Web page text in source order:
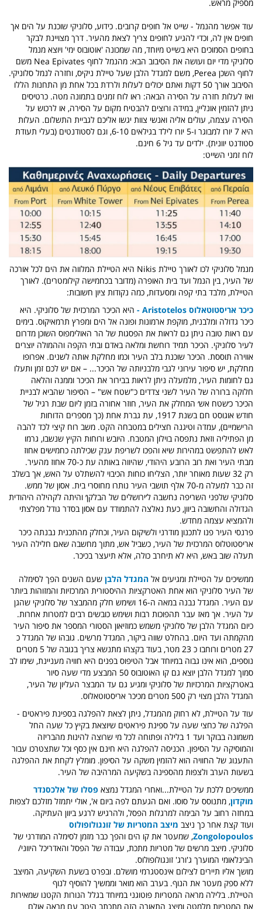
מספיק מראש.
עוד אפשר מהנמל - שייט אל חופים קרובים. כידוע, סלוניקי שוכנת על הים אך
חופים אין לה, וכדי להגיע לחופים צריך לצאת מהעיר. דרך מצויינת לבקר
בחופים הסמוכים היא בשייט מיוחד, מה שמכונה 'אוטובוס ימי' ויוצא מנמל
סלוניקי מדי יום ועושה את הסיבוב הבא: מהנמל לחוף Nea Epivates משם
לחוף השכן Perea, משם למגדל הלבן שעל טיילת ניקיס, וחזרה לנמל סלוניקי.
הסיבוב אורך 50 דקות ואתם יכולים לעלות ולרדת בכל אחת מן התחנות הללו
ואז לעלות חזרה על הסירה הבאה: ראו לוח זמנים בתמונה מטה. כרטיסים
ניתן להזמין אונליין, במידה ורוצים להבטיח מקום על הסירה, או לרכוש על
הסירה עצמה, עולים אליה ואנשי צוות יגשו אליכם לגביית התשלום. העלות
היא 7 יורו למבוגר ו-5 יורו לילד בגילאים 6-10, וגם לסטודנטים (בעלי תעודת
סטודנט יוונית). ילדים עד גיל 6 חינם.
לוח זמני השייט:
מנמל סלוניקי לכו לאורך טיילת Nikis היא הטיילת המלווה את הים לכל אורכה
של העיר, בין הנמל ועד בית האופרה (מדובר בכחמישה קילומטרים). לאורך
הטיילת, מלבד בתי קפה ומסעדות, כמה נקודות ציון חשובות:
כיכר אריסטוטאלוס
היא הכיכר המרכזית של סלוניקי. היא
כיכר גדולה ומלבנית, מוקפת ארמונות ופונה אל הים ומפרץ תרמאיקוס. בימים
עם ראות טובה ניתן גם לראות את הפסגות של הר האולימפוס השוכן מדרום
לעיר סלוניקי. הכיכר תמיד רוחשת ומלאה באדם ובתי הקפה וההמולה יוצרים
אווירה תוססת. הכיכר שוכנת בלב העיר וכמו מחלקת אותה לשנים. אפרופו
מחלקת, יש סיפור עירוני לגבי מלבניותה של הכיכר... – אם יש לכם זמן ותעלו
גם לחומות העיר, מלמעלה ניתן לראות בבירור את הכיכר וממנה והלאה
חלוקה ברורה של העיר לשני צדדים כ"שטח אש" – הסיפור שהביא לבניית
הכיכר כ׳שטח אש׳ המחלק את העיר, חוזר אחורה בזמן ליום שבת רגיל של
חודש אוגוסט חם בשנת 1917, עת גברת אחת (כך מספרים הדוחות
הרישמיים), עמדה וטיגנה חצילים במטבחה הקט. משב רוח קיצי לכד להבה
מן הפתיליה וזאת נתפסה בוילון המטבח. היובש ורוחות הקיץ שנשבו, גרמו
לאש להתפשט במהירות שיא והפכו לשריפת ענק שכילתה כחמישים אחוז
מבתי העיר ואת רוב הרובע היהודי, שהיווה באותה עת כ-70 אחוז מהעיר.
רק 32 שעות מאוחר יותר, הצליחו כוחות הכיבוי להשתלט על האש, אך בשלב
זה כבר למעלה מ-70 אלף תושבי העיר נותרו מחוסרי בית. אסון של ממש.
סלוניקי שלפני השריפה נחשבה ל׳ירושלים של הבלקן׳ והיתה לקהילה היהודית
הגדולה והחשובה ביוון, כעת נאלצה להתמודד עם אסון בסדר גודל מפלצתי
ולהמציא עצמה מחדש.
פרנסי העיר פנו לתכנון מודרני ולשיקום העיר, וכחלק מהתכנית נבנתה כיכר
אריסטוטלוס המרכזית של העיר, כשביל אש, מתוך מחשבה שאם חלילה העיר
תעלה שוב באש, היא לא תיחרב כולה, אלא תיעצר בכיכר.
ממשיכים על הטיילת ומגיעים אל המגדל הלבן שעם השנים הפך לסימלה
של העיר סלוניקי הוא אחת האטרקציות ההיסטורית המרכזיות והמזוהות ביותר
עם העיר. המגדל נבנה במאה ה-16 ושימש חלק מהמבצר של סלוניקי שהגן
על העיר. אך מאז עבר תהפוכות רבות ושימש כובשים רבים למטרות אחרות.
כיום המגדל הלבן של סלוניקי משמש כמוזיאון הסטורי המספר את סיפור העיר
מהקמתה ועד היום. בהחלט שווה ביקור, המגדל מרשים. גובהו של המגדל כ
27 מטרים ורוחבו כ 23 מטר, בעוד בקצהו מתנשא צריך בגובה של 5 מטרים
נוספים, הוא אינו גבוה במיוחד אבל הטיפוס בפנים היא חוויה מעניינת, שימו לב
סמוך למגדל הלבן יוצא גם קו האוטובוס 50 המבצע מדי שעה סיור
באטרקציות המרכזיות של סלוניקי ומגיע גם עד המבצר העליון של העיר,
המגדל הלבן מצוי רק 500 מטרים מכיכר אריסטוטאלוס.
עוד על הטיילת, לא רחוק מהמגדל, ניתן לצאת להפלגה בספינת פיראטים -
הפלגה של כחצי שעה על ספינת פיראטים שיוצאת בקיץ כל שעה החל
משמונה בבוקר ועד 1 בלילה ופתוחה לכל מי שרוצה להינות מהבריזה
והמוסיקה על הסיפון. הכניסה להפלגה היא חינם אין כסף וכל שתצטרכו עבור
התענוג של החוויה הוא להזמין משקה על הסיפון. מומלץ לקחת את ההפלגה
בשעות הערב ולצפות מהספינה בשקיעה המרהיבה של העיר.
ממשיכים ללכת על הטיילת...ואחרי המגדל נמצא פסלו של אלכסנדר
מוקדון, מתנוסס על סוסו. ואם הגעתם לפה ביום א', אולי יתמזל מזלכם לצפות
במחזה רחוב על הבימה למרגלות הפסל, ולהרגיש לרגע ביוון העתיקה.
ועוד קצת אחר כך ניצב מיצב המטריות של זונגולופולוס
Zongolopoulos, שמעטר את קו הים והפך כבר מזמן לסימלה המודרני של
סלוניקי. מיצב מרשים של מטריות מתכת, עבודה של הפסל והאדריכל היווני/
הבינלאומי המוערך ג'ורג' זונגולופולוס.
מושך אליו תיירים לצילום אינסטגרמי מושלם. ובפרט בשעת השקיעה, המיצב
ללא ספק מעטר את הנוף. בערב הוא מואר וממשיך להוסיף לנוף
הטיילת. בלילה מראה המטריות פוטוגני במיוחד בגלל הנורות הקטנו שמאירות
את המטריות מלמטה ומיצג התאורה הזה מתכתב היטב עם מראה אולם